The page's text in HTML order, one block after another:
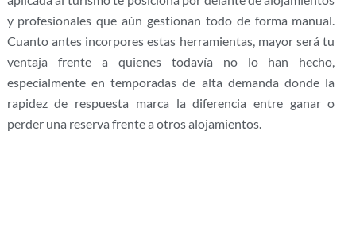
y profesionales que aún gestionan todo de forma manual.
Cuanto antes incorpores estas herramientas, mayor será tu
ventaja frente a quienes todavía no lo han hecho,
especialmente en temporadas de alta demanda donde la
rapidez de respuesta marca la diferencia entre ganar o
perder una reserva frente a otros alojamientos.